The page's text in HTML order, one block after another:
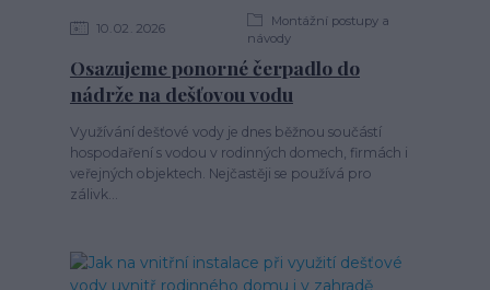
10 02 2026
Montážní postupy a
návody
Osazujeme ponorné čerpadlo do
nádrže na dešťovou vodu
Využívání dešťové vody je dnes běžnou součástí
hospodaření s vodou v rodinných domech, firmách i
veřejných objektech. Nejčastěji se používá pro
zálivk...